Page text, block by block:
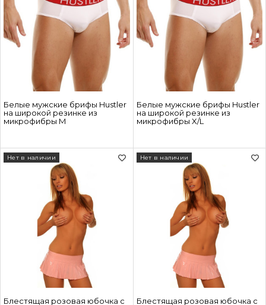
Белые мужские брифы Hustler
на широкой резинке из
микрофибры M
Белые мужские брифы Hustler
на широкой резинке из
микрофибры X/L
Блестящая розовая юбочка с
Нет в наличии
Блестящая розовая юбочка с
Нет в наличии